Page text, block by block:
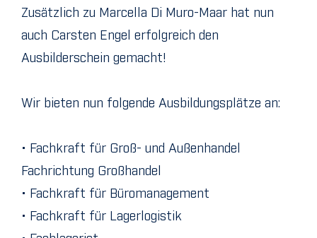
Zusätzlich zu Marcella Di Muro-Maar hat nun
auch Carsten Engel erfolgreich den
Ausbilderschein gemacht!
Wir bieten nun folgende Ausbildungsplätze an:
• Fachkraft für Groß- und Außenhandel
Fachrichtung Großhandel
• Fachkraft für Büromanagement
• Fachkraft für Lagerlogistik